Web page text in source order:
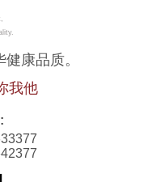
康品质。
我他